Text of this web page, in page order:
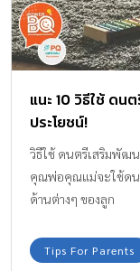
แนะ 10 วิธีใช้ ด
ประโยชน์!
วิธีใช้ ดนตรีเสริมพัฒน
คุณพ่อคุณแม่จะใช้ด
ด้านต่างๆ ของลูก
Tips For Parents